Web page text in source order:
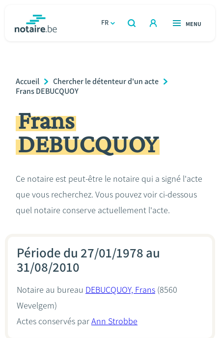
FR
OUVERT
RECHERCHER
OUVERT
MENU
Relations et vivre ensemble
Héritage et donations
Entreprendre
Calculateurs
Breadcrumb
Accueil
Chercher le détenteur d'un acte
Frans DEBUCQUOY
Frans
DEBUCQUOY
Ce notaire est peut-être le notaire qui a signé l'acte
que vous recherchez. Vous pouvez voir ci-dessous
quel notaire conserve actuellement l'acte.
Période du 27/01/1978 au
31/08/2010
Notaire au bureau DEBUCQUOY, Frans (8560
Wevelgem)
Actes conservés parAnn Strobbe